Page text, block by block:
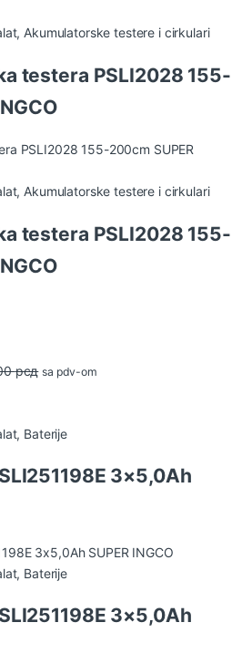
, Akumulatorske testere i cirkulari
testera PSLI2028 155-
, Akumulatorske testere i cirkulari
testera PSLI2028 155-
рсд sa pdv-om
, Baterije
3×5,0Ah
, Baterije
3×5,0Ah